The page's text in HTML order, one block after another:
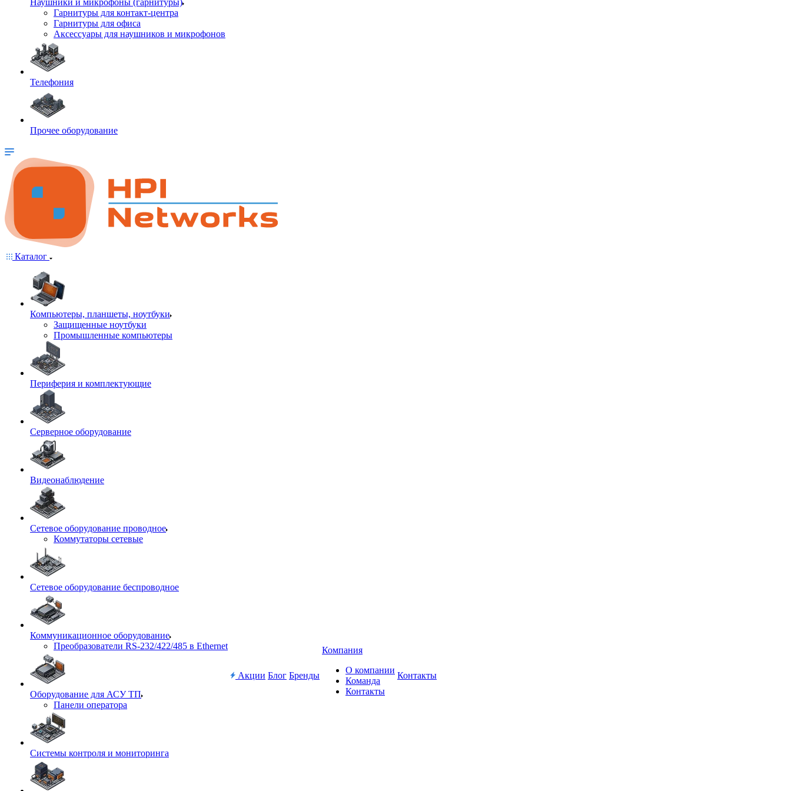
Наушники и микрофоны (гарнитуры)
Гарнитуры для контакт-центра
Гарнитуры для офиса
Аксессуары для наушников и микрофонов
Телефония
Прочее оборудование
Каталог
Компьютеры, планшеты, ноутбуки
Защищенные ноутбуки
Промышленные компьютеры
Периферия и комплектующие
Серверное оборудование
Видеонаблюдение
Сетевое оборудование проводное
Коммутаторы сетевые
Сетевое оборудование беспроводное
Коммуникационное оборудование
Преобразователи RS-232/422/485 в Ethernet
Оборудование для АСУ ТП
Панели оператора
Системы контроля и мониторинга
Акции Блог Бренды
Компания
О компании
Команда
Контакты
Контакты